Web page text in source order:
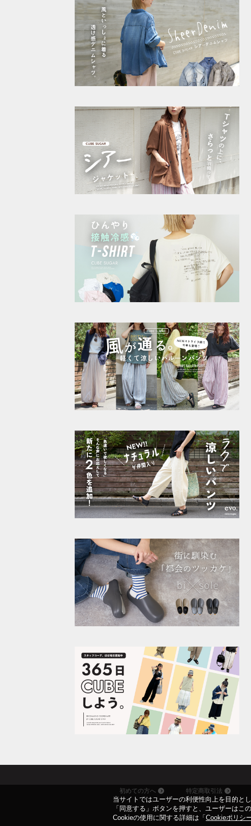
初めての方へ 特定商取引法
当サイトではユーザーの利便性向上を目的と
「同意する」ボタンを押すと、ユーザーはこ
Cookieの使用に関する詳細は「 Cookieポリシ